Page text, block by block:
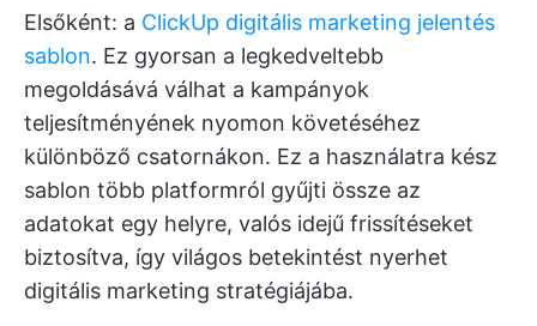
Elsőként: a ClickUp digitális marketing jelentés
sablon. Ez gyorsan a legkedveltebb
megoldásává válhat a kampányok
teljesítményének nyomon követéséhez
különböző csatornákon. Ez a használatra kész
sablon több platformról gyűjti össze az
adatokat egy helyre, valós idejű frissítéseket
biztosítva, így világos betekintést nyerhet
digitális marketing stratégiájába.